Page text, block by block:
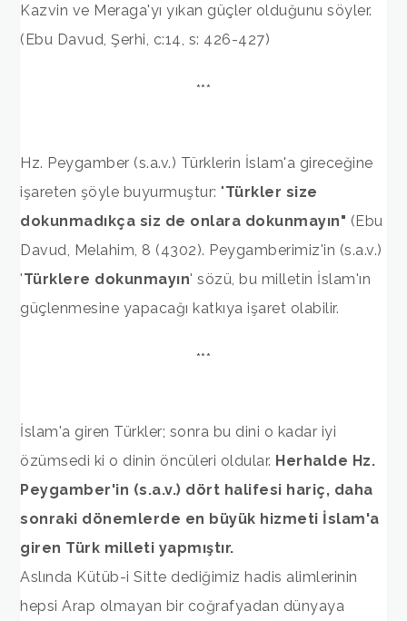
Kazvin ve Meraga'yı yıkan güçler olduğunu söyler.
(Ebu Davud, Şerhi, c:14, s: 426-427)
***
Hz. Peygamber (s.a.v.) Türklerin İslam'a gireceğine
işareten şöyle buyurmuştur: "Türkler size
dokunmadıkça siz de onlara dokunmayın" (Ebu
Davud, Melahim, 8 (4302). Peygamberimiz'in (s.a.v.)
'Türklere dokunmayın' sözü, bu milletin İslam'ın
güçlenmesine yapacağı katkıya işaret olabilir.
***
İslam'a giren Türkler; sonra bu dini o kadar iyi
özümsedi ki o dinin öncüleri oldular. Herhalde Hz.
Peygamber'in (s.a.v.) dört halifesi hariç, daha
sonraki dönemlerde en büyük hizmeti İslam'a
giren Türk milleti yapmıştır.
Aslında Kütüb-i Sitte dediğimiz hadis alimlerinin
hepsi Arap olmayan bir coğrafyadan dünyaya